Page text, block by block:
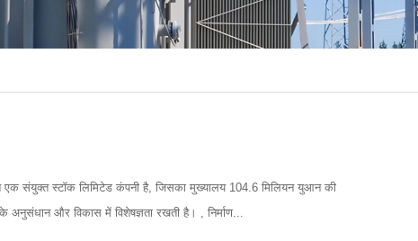
एक संयुक्त स्टॉक लिमिटेड कंपनी है, जिसका मुख्यालय 104.6 मिलियन युआन की
अनुसंधान और विकास में विशेषज्ञता रखती है। , निर्माण...